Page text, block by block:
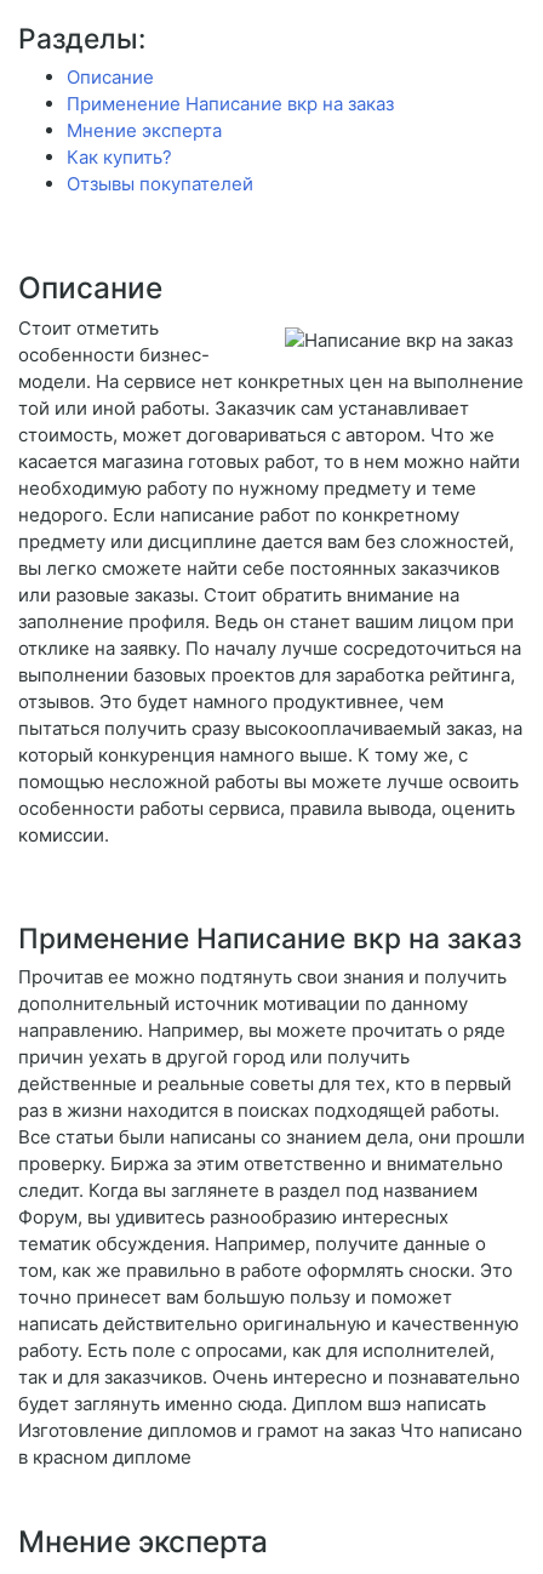
Разделы:
Описание
Применение Написание вкр на заказ
Мнение эксперта
Как купить?
Отзывы покупателей
Описание
Стоит отметить
особенности бизнес-
модели. На сервисе нет конкретных цен на выполнение
той или иной работы. Заказчик сам устанавливает
стоимость, может договариваться с автором. Что же
касается магазина готовых работ, то в нем можно найти
необходимую работу по нужному предмету и теме
недорого. Если написание работ по конкретному
предмету или дисциплине дается вам без сложностей,
вы легко сможете найти себе постоянных заказчиков
или разовые заказы. Стоит обратить внимание на
заполнение профиля. Ведь он станет вашим лицом при
отклике на заявку. По началу лучше сосредоточиться на
выполнении базовых проектов для заработка рейтинга,
отзывов. Это будет намного продуктивнее, чем
пытаться получить сразу высокооплачиваемый заказ, на
который конкуренция намного выше. К тому же, с
помощью несложной работы вы можете лучше освоить
особенности работы сервиса, правила вывода, оценить
комиссии.
Применение Написание вкр на заказ
Прочитав ее можно подтянуть свои знания и получить
дополнительный источник мотивации по данному
направлению. Например, вы можете прочитать о ряде
причин уехать в другой город или получить
действенные и реальные советы для тех, кто в первый
раз в жизни находится в поисках подходящей работы.
Все статьи были написаны со знанием дела, они прошли
проверку. Биржа за этим ответственно и внимательно
следит. Когда вы заглянете в раздел под названием
Форум, вы удивитесь разнообразию интересных
тематик обсуждения. Например, получите данные о
том, как же правильно в работе оформлять сноски. Это
точно принесет вам большую пользу и поможет
написать действительно оригинальную и качественную
работу. Есть поле с опросами, как для исполнителей,
так и для заказчиков. Очень интересно и познавательно
будет заглянуть именно сюда. Диплом вшэ написать
Изготовление дипломов и грамот на заказ Что написано
в красном дипломе
Мнение эксперта